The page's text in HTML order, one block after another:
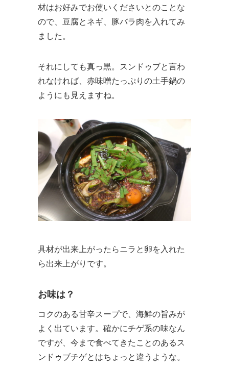
材はお好みでお使いくださいとのことな
ので、豆腐とネギ、豚バラ肉を入れてみ
ました。
それにしても真っ黒。スンドゥブと言わ
れなければ、赤味噌たっぷりの土手鍋の
ようにも見えますね。
具材が出来上がったらニラと卵を入れた
ら出来上がりです。
お味は？
コクのある甘辛スープで、海鮮の旨みが
よく出ています。確かにチゲ系の味なん
ですが、今まで食べてきたことのあるス
ンドゥブチゲとはちょっと違うような。